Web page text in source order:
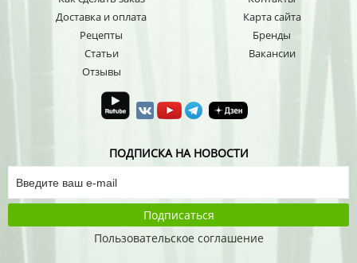
Доставка и оплата
Рецепты
Статьи
Отзывы
Карта сайта
Бренды
Вакансии
ПОДПИСКА НА НОВОСТИ
Подписаться
Пользовательское соглашение